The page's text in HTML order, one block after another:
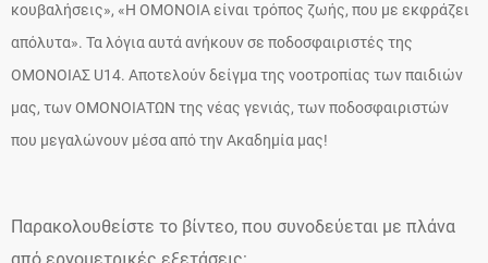
κουβαλήσεις», «Η ΟΜΟΝΟΙΑ είναι τρόπος ζωής, που με εκφράζει
απόλυτα». Τα λόγια αυτά ανήκουν σε ποδοσφαιριστές της
ΟΜΟΝΟΙΑΣ U14. Αποτελούν δείγμα της νοοτροπίας των παιδιών
μας, των ΟΜΟΝΟΙΑΤΩΝ της νέας γενιάς, των ποδοσφαιριστών
που μεγαλώνουν μέσα από την Ακαδημία μας!
Παρακολουθείστε το βίντεο, που συνοδεύεται με πλάνα